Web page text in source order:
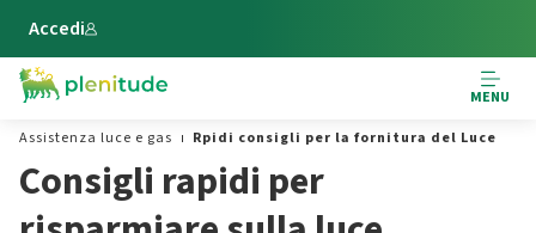
Vai al contenuto principale
Accedi
MENU
Assistenza luce e gas
Rpidi consigli per la fornitura del Luce
Consigli rapidi per